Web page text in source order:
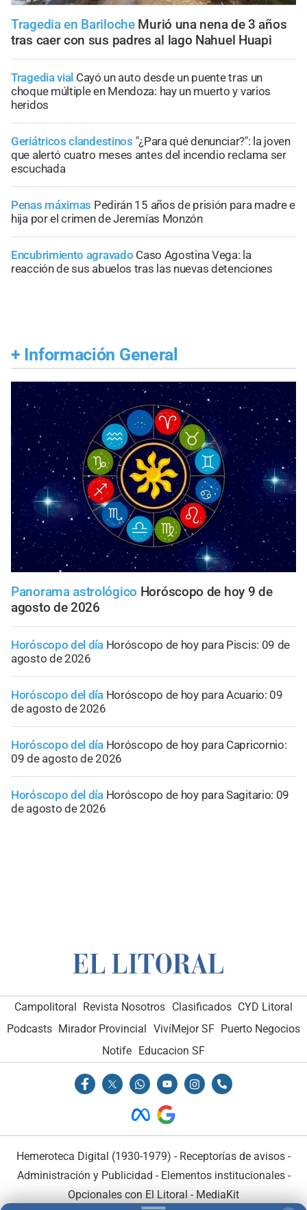
Tragedia en Bariloche Murió una nena de 3 años
tras caer con sus padres al lago Nahuel Huapi
Tragedia vial Cayó un auto desde un puente tras un
choque múltiple en Mendoza: hay un muerto y varios
heridos
Geriátricos clandestinos "¿Para qué denunciar?": la joven
que alertó cuatro meses antes del incendio reclama ser
escuchada
Penas máximas Pedirán 15 años de prisión para madre e
hija por el crimen de Jeremías Monzón
Encubrimiento agravado Caso Agostina Vega: la
reacción de sus abuelos tras las nuevas detenciones
+ Información General
Panorama astrológico Horóscopo de hoy 9 de
agosto de 2026
Horóscopo del día Horóscopo de hoy para Piscis: 09 de
agosto de 2026
Horóscopo del día Horóscopo de hoy para Acuario: 09
de agosto de 2026
Horóscopo del día Horóscopo de hoy para Capricornio:
09 de agosto de 2026
Horóscopo del día Horóscopo de hoy para Sagitario: 09
de agosto de 2026
Campolitoral Revista Nosotros Clasificados CYD Litoral
Podcasts Mirador Provincial VivíMejor SF Puerto Negocios
Notife Educacion SF
Hemeroteca Digital (1930-1979) - Receptorías de avisos -
Administración y Publicidad - Elementos institucionales-
Opcionales con El Litoral - MediaKit